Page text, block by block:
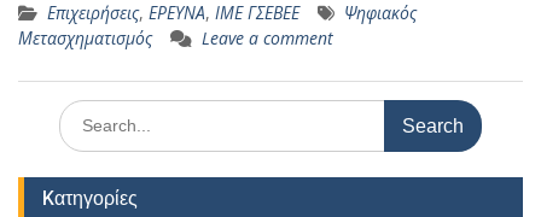
Επιχειρήσεις, ΕΡΕΥΝΑ, ΙΜΕ ΓΣΕΒΕΕ
Ψηφιακός
Μετασχηματισμός
Leave a comment
Search
for:
Kατηγορίες